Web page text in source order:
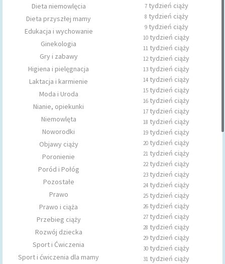
Dieta niemowlęcia
Dieta przyszłej mamy
Edukacja i wychowanie
Ginekologia
Gry i zabawy
Higiena i pielęgnacja
Laktacja i karmienie
Moda i Uroda
Nianie, opiekunki
Niemowlęta
Noworodki
Objawy ciąży
Poronienie
Poród i Połóg
Pozostałe
Prawo
Prawo i ciąża
Przebieg ciąży
Rozwój dziecka
Sport i Ćwiczenia
Sport i ćwiczenia dla mamy
7tydzień ciąży
8 tydzień ciąży
9tydzień ciąży
10 tydzień ciąży
11 tydzień ciąży
12tydzień ciąży
13 tydzień ciąży
14 tydzień ciąży
15 tydzień ciąży
16 tydzień ciąży
17 tydzień ciąży
18 tydzień ciąży
19 tydzień ciąży
20 tydzień ciąży
21 tydzień ciąży
22tydzień ciąży
23 tydzień ciąży
24 tydzień ciąży
25 tydzień ciąży
26 tydzień ciąży
27 tydzień ciąży
28 tydzień ciąży
29 tydzień ciąży
30 tydzień ciąży
31 tydzień ciąży